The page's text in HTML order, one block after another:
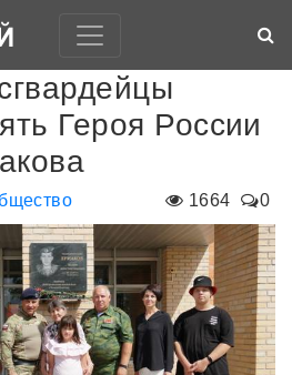
Героя России
1664 0